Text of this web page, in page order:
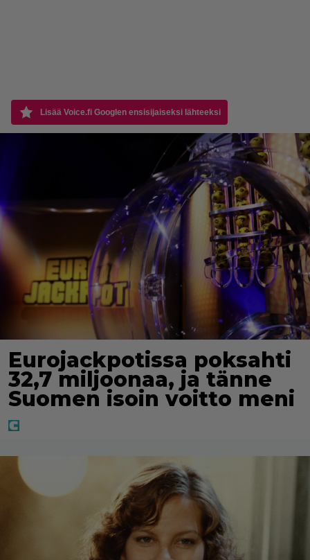
Lisää Voice.fi Googlen ensisijaiseksi lähteeksi
Eurojackpotissa poksahti
32,7 miljoonaa, ja tänne
Suomen isoin voitto meni